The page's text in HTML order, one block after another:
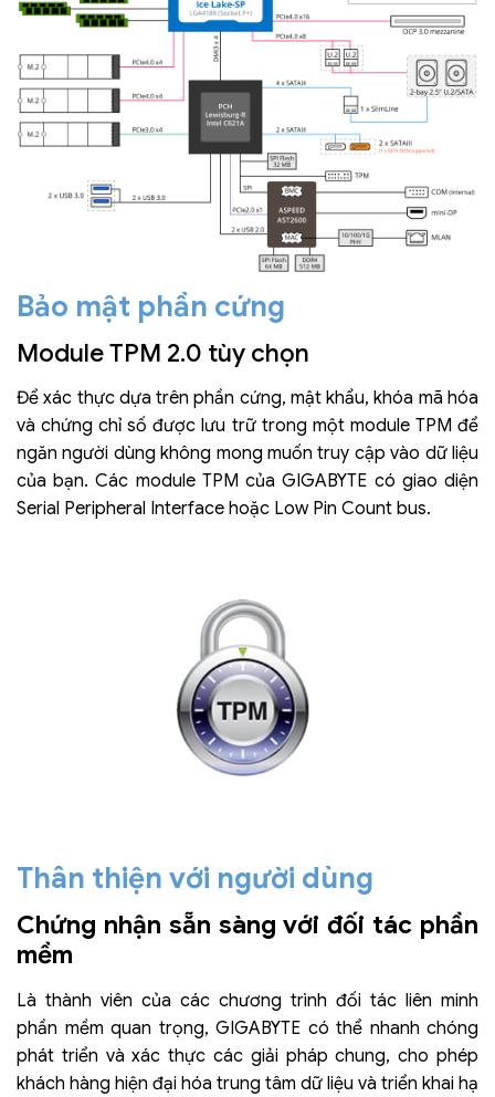
Bảo mật phần cứng
Module TPM 2.0 tùy chọn
Để xác thực dựa trên phần cứng, mật khẩu, khóa mã hóa
và chứng chỉ số được lưu trữ trong một module TPM để
ngăn người dùng không mong muốn truy cập vào dữ liệu
của bạn. Các module TPM của GIGABYTE có giao diện
Serial Peripheral Interface hoặc Low Pin Count bus.
Thân thiện với người dùng
Chứng nhận sẵn sàng với đối tác phần
mềm
Là thành viên của các chương trình đối tác liên minh
phần mềm quan trọng, GIGABYTE có thể nhanh chóng
phát triển và xác thực các giải pháp chung, cho phép
khách hàng hiện đại hóa trung tâm dữ liệu và triển khai hạ